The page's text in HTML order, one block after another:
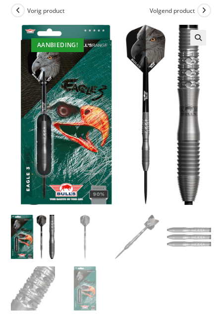
AANBIEDING!
Vorig product Volgend product